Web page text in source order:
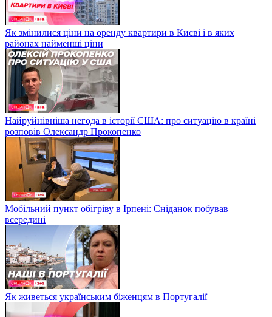
Як змінилися ціни на оренду квартири в Києві і в яких
районах найменші ціни
Найруйнівніша негода в історії США: про ситуацію в країні
розповів Олександр Прокопенко
Мобільний пункт обігріву в Ірпені: Сніданок побував
всередині
Як живеться українським біженцям в Португалії